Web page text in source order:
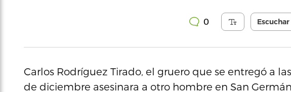
0 Escuchar
Carlos Rodríguez Tirado, el gruero que se entregó a
de diciembre asesinara a otro hombre en San